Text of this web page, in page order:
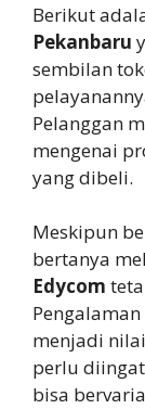
Berikut
Pekanbaru
sembilan
Pelanggan
mengenai
yang dibeli.
Meskipun
bertanya
Edycom
menjadi
perlu
bisa